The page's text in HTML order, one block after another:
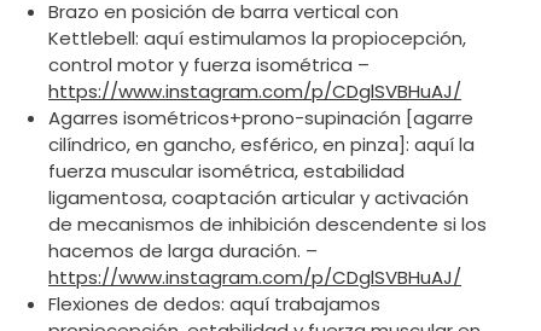
Brazo en posición de barra vertical con
Kettlebell: aquí estimulamos la propiocepción,
control motor y fuerza isométrica –
https://www.instagram.com/p/CDglSVBHuAJ/
Agarres isométricos+prono-supinación [agarre
cilíndrico, en gancho, esférico, en pinza]: aquí la
fuerza muscular isométrica, estabilidad
ligamentosa, coaptación articular y activación
de mecanismos de inhibición descendente si los
hacemos de larga duración. –
https://www.instagram.com/p/CDglSVBHuAJ/
Flexiones de dedos: aquí trabajamos